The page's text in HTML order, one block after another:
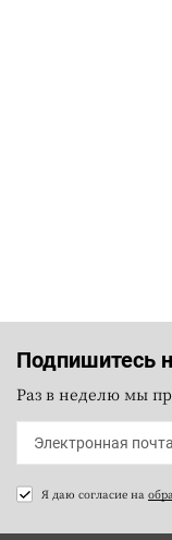
Подпишитесь
Раз в неделю мы
Я даю согласие на